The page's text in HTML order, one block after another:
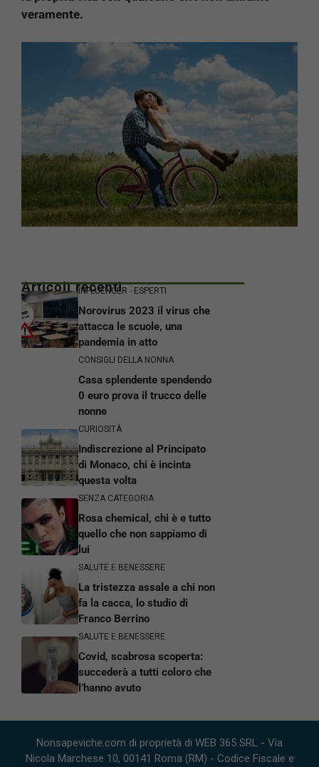
veramente.
Articoli recentiINFLUENCER - ESPERTI
Norovirus 2023 il virus che
attacca le scuole, una
pandemia in atto
CONSIGLI DELLA NONNA
Casa splendente spendendo
0 euro prova il trucco delle
nonne
CURIOSITÀ
Indiscrezione al Principato
di Monaco, chi è incinta
questa volta
SENZA CATEGORIA
Rosa chemical, chi è e tutto
quello che non sappiamo di
lui
SALUTE E BENESSERE
La tristezza assale a chi non
fa la cacca, lo studio di
Franco Berrino
SALUTE E BENESSERE
Covid, scabrosa scoperta:
succederà a tutti coloro che
l’hanno avuto
Nonsapeviche.com di proprietà di WEB 365 SRL - Via
Nicola Marchese 10, 00141 Roma (RM) - Codice Fiscale e